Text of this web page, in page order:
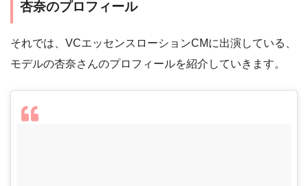
杏奈のプロフィール
それでは、VCエッセンスローションCMに出演している、
モデルの杏奈さんのプロフィールを紹介していきます。